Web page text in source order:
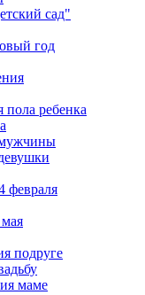
сад"
год
ребенка
февраля
подруге
маме